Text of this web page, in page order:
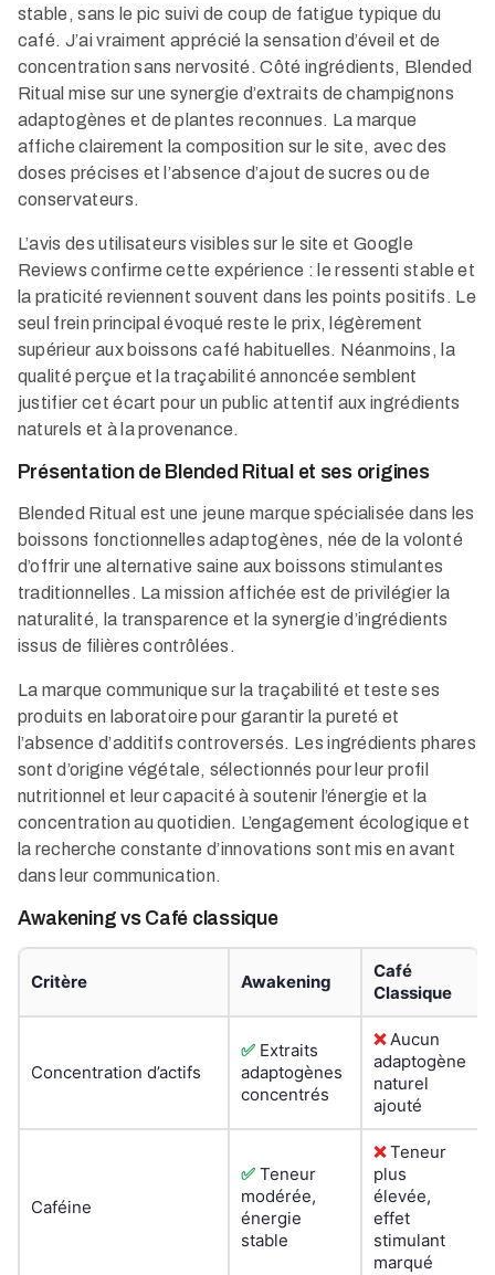
stable, sans le pic suivi de coup de fatigue typique du
café. J’ai vraiment apprécié la sensation d’éveil et de
concentration sans nervosité. Côté ingrédients, Blended
Ritual mise sur une synergie d’extraits de champignons
adaptogènes et de plantes reconnues. La marque
affiche clairement la composition sur le site, avec des
doses précises et l’absence d’ajout de sucres ou de
conservateurs.
L’avis des utilisateurs visibles sur le site et Google
Reviews confirme cette expérience : le ressenti stable et
la praticité reviennent souvent dans les points positifs. Le
seul frein principal évoqué reste le prix, légèrement
supérieur aux boissons café habituelles. Néanmoins, la
qualité perçue et la traçabilité annoncée semblent
justifier cet écart pour un public attentif aux ingrédients
naturels et à la provenance.
Présentation de Blended Ritual et ses origines
Blended Ritual est une jeune marque spécialisée dans les
boissons fonctionnelles adaptogènes, née de la volonté
d’offrir une alternative saine aux boissons stimulantes
traditionnelles. La mission affichée est de privilégier la
naturalité, la transparence et la synergie d’ingrédients
issus de filières contrôlées.
La marque communique sur la traçabilité et teste ses
produits en laboratoire pour garantir la pureté et
l’absence d’additifs controversés. Les ingrédients phares
sont d’origine végétale, sélectionnés pour leur profil
nutritionnel et leur capacité à soutenir l’énergie et la
concentration au quotidien. L’engagement écologique et
la recherche constante d’innovations sont mis en avant
dans leur communication.
Awakening vs Café classique
Critère Awakening
Café
Classique
Concentration d’actifs
✅Extraits
adaptogènes
concentrés
❌Aucun
adaptogène
naturel
ajouté
Caféine
✅Teneur
modérée,
énergie
stable
❌Teneur
plus
élevée,
effet
stimulant
marqué